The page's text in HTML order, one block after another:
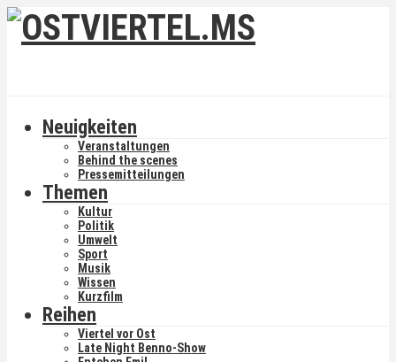
Neuigkeiten
Veranstaltungen
Behind the scenes
Pressemitteilungen
Themen
Kultur
Politik
Umwelt
Sport
Musik
Wissen
Kurzfilm
Reihen
Viertel vor Ost
Late Night Benno-Show